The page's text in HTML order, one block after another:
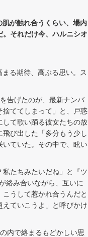
が触れ合うくらい、場内
それだけ今、ハルニシオ
る期待、高ぶる思い。ス
告げたのが、最新ナンバ
ててしまって」と、戸惑
して歌い踊る彼女たちの放
び出した「多分もう少し
いていた。その中で、眩い
たちみたいだね」と『ツ
絡み合いながら、互いに
うして惹かれ合うんだと
ていこうよ」と呼びかけ
内で絡まるもどかしい思